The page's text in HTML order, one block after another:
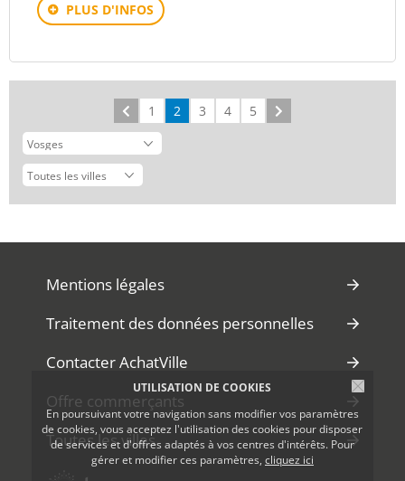
UTILISATION DE COOKIES
En poursuivant votre navigation sans modifier vos paramètres
de cookies, vous acceptez l'utilisation des cookies pour disposer
de services et d'offres adaptés à vos centres d'intérêts. Pour
gérer et modifier ces paramètres, cliquez ici
PLUS D'INFOS
Précédent
1 2 3 4 5
Mentions légales
Traitement des données personnelles
Contacter AchatVille
Offre commerçants
Toutes les villes